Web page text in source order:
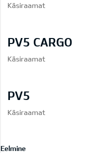
Käsiraamat
PV5 CARGO
Käsiraamat
PV5
Käsiraamat
Eelmine